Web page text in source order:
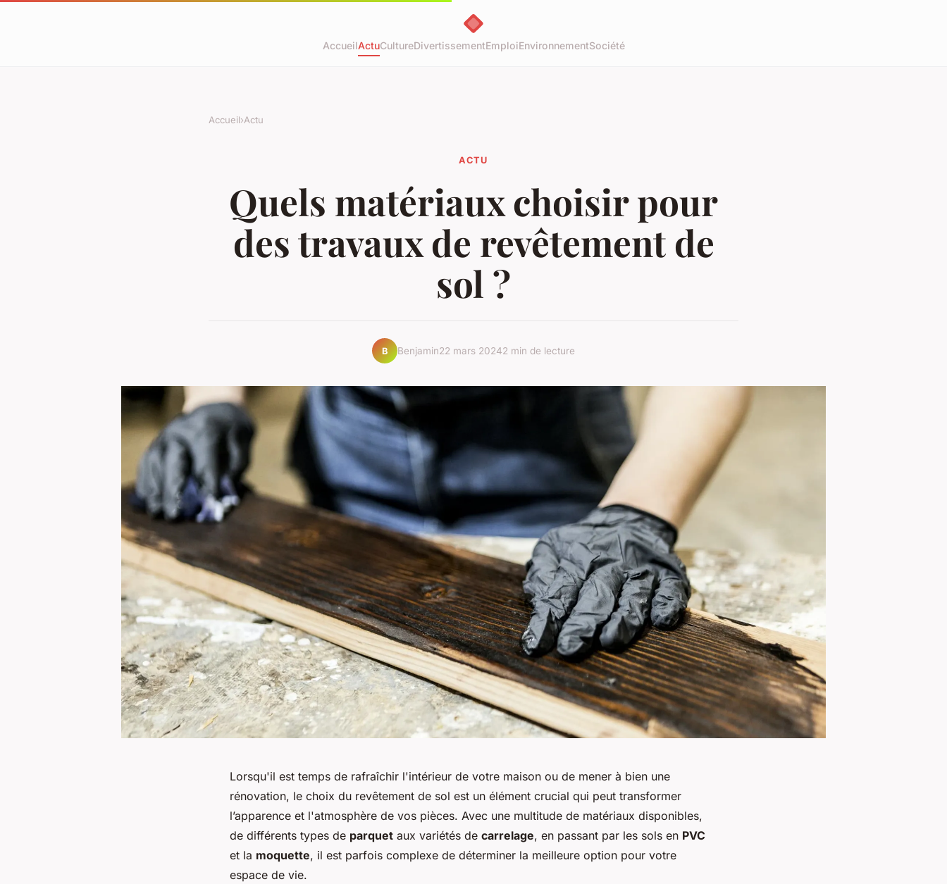
AccueilActuCultureDivertissementEmploiEnvironnementSociété
Accueil›Actu
ACTU
Quels matériaux choisir pour
des travaux de revêtement de
sol ?
B Benjamin22 mars 20242 min de lecture
Lorsqu'il est temps de rafraîchir l'intérieur de votre maison ou de mener à bien une
rénovation, le choix du revêtement de sol est un élément crucial qui peut transformer
l’apparence et l'atmosphère de vos pièces. Avec une multitude de matériaux disponibles,
de différents types de parquet aux variétés de carrelage, en passant par les sols en PVC
et la moquette, il est parfois complexe de déterminer la meilleure option pour votre
espace de vie.